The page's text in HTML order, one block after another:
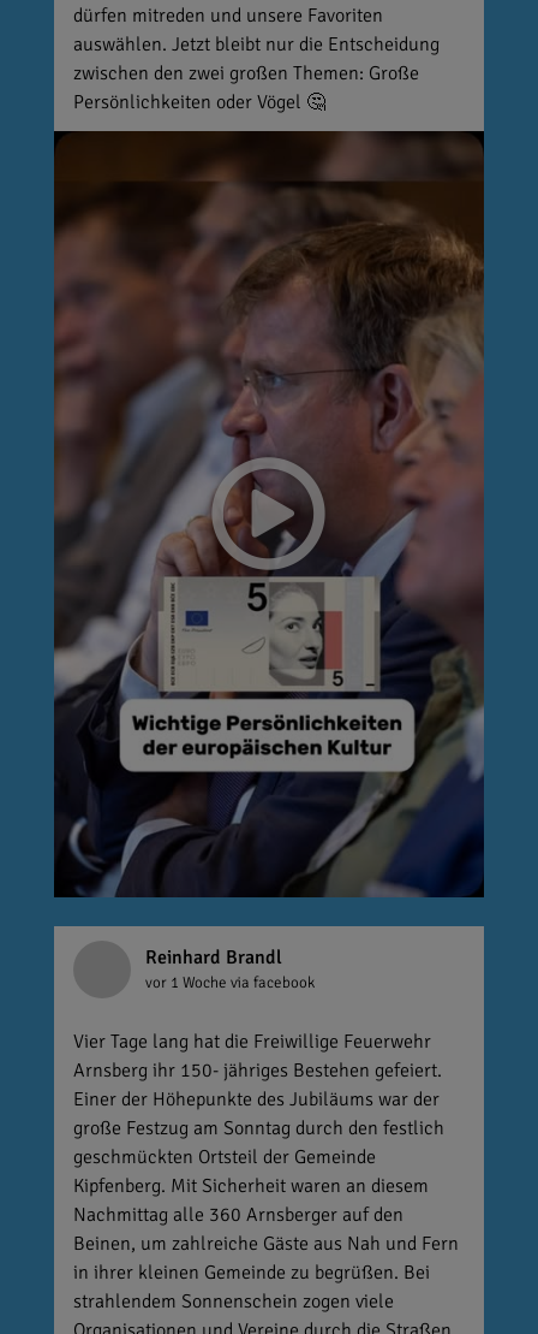
dürfen mitreden und unsere Favoriten
auswählen. Jetzt bleibt nur die Entscheidung
zwischen den zwei großen Themen: Große
Persönlichkeiten oder Vögel 🤔
Reinhard Brandl
vor 1 Woche via facebook
Vier Tage lang hat die Freiwillige Feuerwehr
Arnsberg ihr 150- jähriges Bestehen gefeiert.
Einer der Höhepunkte des Jubiläums war der
große Festzug am Sonntag durch den festlich
geschmückten Ortsteil der Gemeinde
Kipfenberg. Mit Sicherheit waren an diesem
Nachmittag alle 360 Arnsberger auf den
Beinen, um zahlreiche Gäste aus Nah und Fern
in ihrer kleinen Gemeinde zu begrüßen. Bei
strahlendem Sonnenschein zogen viele